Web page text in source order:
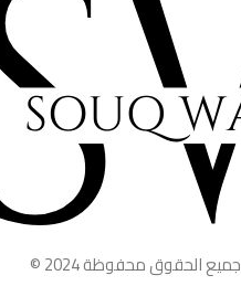
جميع الحقوق محفوظة 2024 ©